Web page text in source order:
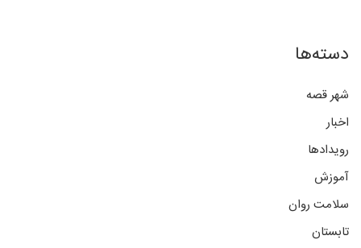
دسته‌ها
شهر قصه
اخبار
رویدادها
آموزش
سلامت روان
تابستان